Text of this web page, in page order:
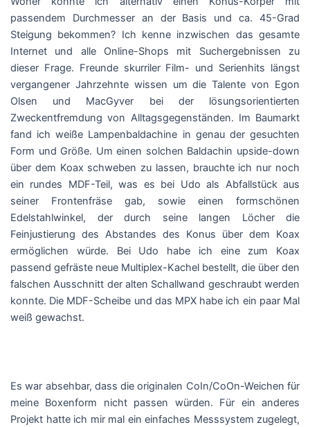
passendem Durchmesser an der Basis und ca. 45-Grad
Steigung bekommen? Ich kenne inzwischen das gesamte
Internet und alle Online-Shops mit Suchergebnissen zu
dieser Frage. Freunde skurriler Film- und Serienhits längst
vergangener Jahrzehnte wissen um die Talente von Egon
Olsen und MacGyver bei der lösungsorientierten
Zweckentfremdung von Alltagsgegenständen. Im Baumarkt
fand ich weiße Lampenbaldachine in genau der gesuchten
Form und Größe. Um einen solchen Baldachin upside-down
über dem Koax schweben zu lassen, brauchte ich nur noch
ein rundes MDF-Teil, was es bei Udo als Abfallstück aus
seiner Frontenfräse gab, sowie einen formschönen
Edelstahlwinkel, der durch seine langen Löcher die
Feinjustierung des Abstandes des Konus über dem Koax
ermöglichen würde. Bei Udo habe ich eine zum Koax
passend gefräste neue Multiplex-Kachel bestellt, die über den
falschen Ausschnitt der alten Schallwand geschraubt werden
konnte. Die MDF-Scheibe und das MPX habe ich ein paar Mal
weiß gewachst.
Es war absehbar, dass die originalen CoIn/CoOn-Weichen für
meine Boxenform nicht passen würden. Für ein anderes
Projekt hatte ich mir mal ein einfaches Messsystem zugelegt,